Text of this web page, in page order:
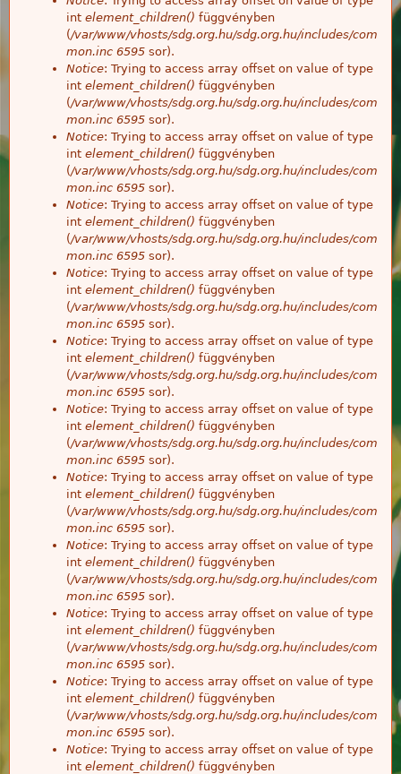
int element_children() függvényben
(/var/www/vhosts/sdg.org.hu/sdg.org.hu/includes/com
mon.inc 6595 sor).
Notice: Trying to access array offset on value of type
int element_children() függvényben
(/var/www/vhosts/sdg.org.hu/sdg.org.hu/includes/com
mon.inc 6595 sor).
Notice: Trying to access array offset on value of type
int element_children() függvényben
(/var/www/vhosts/sdg.org.hu/sdg.org.hu/includes/com
mon.inc 6595 sor).
Notice: Trying to access array offset on value of type
int element_children() függvényben
(/var/www/vhosts/sdg.org.hu/sdg.org.hu/includes/com
mon.inc 6595 sor).
Notice: Trying to access array offset on value of type
int element_children() függvényben
(/var/www/vhosts/sdg.org.hu/sdg.org.hu/includes/com
mon.inc 6595 sor).
Notice: Trying to access array offset on value of type
int element_children() függvényben
(/var/www/vhosts/sdg.org.hu/sdg.org.hu/includes/com
mon.inc 6595 sor).
Notice: Trying to access array offset on value of type
int element_children() függvényben
(/var/www/vhosts/sdg.org.hu/sdg.org.hu/includes/com
mon.inc 6595 sor).
Notice: Trying to access array offset on value of type
int element_children() függvényben
(/var/www/vhosts/sdg.org.hu/sdg.org.hu/includes/com
mon.inc 6595 sor).
Notice: Trying to access array offset on value of type
int element_children() függvényben
(/var/www/vhosts/sdg.org.hu/sdg.org.hu/includes/com
mon.inc 6595 sor).
Notice: Trying to access array offset on value of type
int element_children() függvényben
(/var/www/vhosts/sdg.org.hu/sdg.org.hu/includes/com
mon.inc 6595 sor).
Notice: Trying to access array offset on value of type
int element_children() függvényben
(/var/www/vhosts/sdg.org.hu/sdg.org.hu/includes/com
mon.inc 6595 sor).
Notice: Trying to access array offset on value of type
int element_children() függvényben